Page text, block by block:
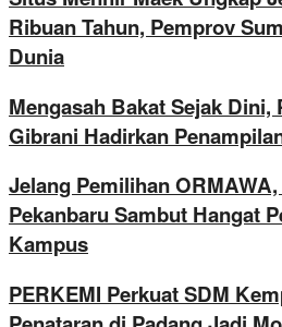
Ribuan Tahun, Pemprov
Dunia
Mengasah Bakat Sejak Dini,
Gibrani Hadirkan
Jelang Pemilihan
Pekanbaru Sambut Hangat
Kampus
PERKEMI Perkuat SDM